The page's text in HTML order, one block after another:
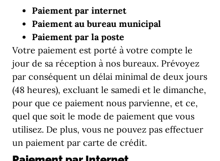
Paiement par internet
Paiement au bureau municipal
Paiement par la poste
Votre paiement est porté à votre compte le
jour de sa réception à nos bureaux. Prévoyez
par conséquent un délai minimal de deux jours
(48 heures), excluant le samedi et le dimanche,
pour que ce paiement nous parvienne, et ce,
quel que soit le mode de paiement que vous
utilisez. De plus, vous ne pouvez pas effectuer
un paiement par carte de crédit.